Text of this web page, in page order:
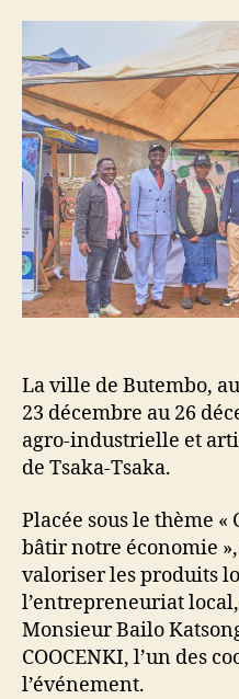
La ville de Butembo,
23 décembre au 26
agro-industrielle et
de Tsaka-Tsaka.
Placée sous le thème
bâtir notre économie
valoriser les produits
l’entrepreneuriat
Monsieur Bailo
COOCENKI, l’un des
l’événement.